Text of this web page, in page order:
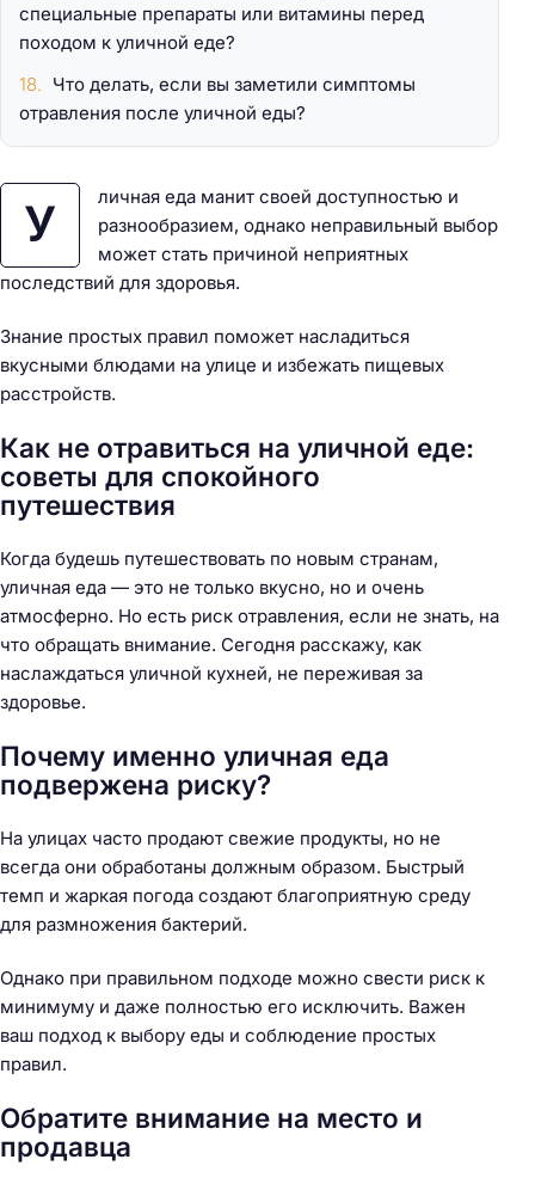
У
личная еда манит своей доступностью и
разнообразием, однако неправильный выбор
может стать причиной неприятных
последствий для здоровья.
Знание простых правил поможет насладиться
вкусными блюдами на улице и избежать пищевых
расстройств.
Как не отравиться на уличной еде:
советы для спокойного
путешествия
Когда будешь путешествовать по новым странам,
уличная еда — это не только вкусно, но и очень
атмосферно. Но есть риск отравления, если не знать, на
что обращать внимание. Сегодня расскажу, как
наслаждаться уличной кухней, не переживая за
здоровье.
Почему именно уличная еда
подвержена риску?
На улицах часто продают свежие продукты, но не
всегда они обработаны должным образом. Быстрый
темп и жаркая погода создают благоприятную среду
для размножения бактерий.
Однако при правильном подходе можно свести риск к
минимуму и даже полностью его исключить. Важен
ваш подход к выбору еды и соблюдение простых
правил.
Обратите внимание на место и
продавца
специальные препараты или витамины перед
походом к уличной еде?
Что делать, если вы заметили симптомы
отравления после уличной еды?